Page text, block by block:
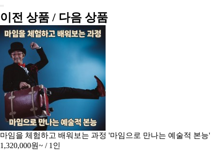
이전 상품 / 다음 상품
마임을 체험하고 배워보는 과정 '마임으로 만나는 예술적 본능'
1,320,000원~ / 1인